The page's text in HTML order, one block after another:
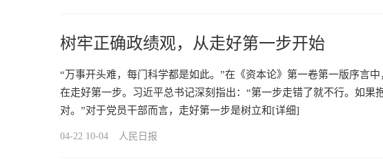
树牢正确政绩观，从走好第一步开始
“万事开头难，每门科学都是如此。”在《资本论》第一卷第一版序言
在走好第一步。习近平总书记深刻指出：“第一步走错了就不行。如果
对。”对于党员干部而言，走好第一步是树立和[详细]
04-22 10-04 人民日报